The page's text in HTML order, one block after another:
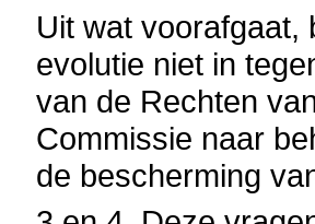
Uit wat voorafgaat,
evolutie niet in
van de Rechten
Commissie naar
de bescherming